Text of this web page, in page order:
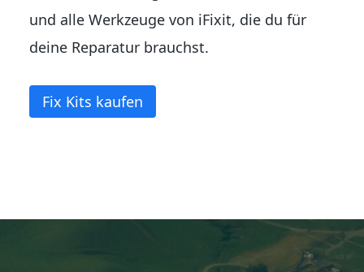
und alle Werkzeuge von iFixit, die du für
deine Reparatur brauchst.
Fix Kits kaufen